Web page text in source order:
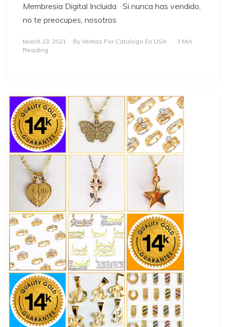
Membresia Digital Incluida Si nunca has vendido,
no te preocupes, nosotros
March 23, 2021 By Ventas Por Catalogo En USA
3 Min
Reading